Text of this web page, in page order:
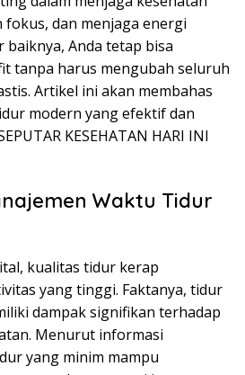
dan menjaga energi
baiknya, Anda tetap bisa
tanpa harus mengubah seluruh
Artikel ini akan membahas
modern yang efektif dan
KESEHATAN HARI INI
Waktu Tidur
kualitas tidur kerap
yang tinggi. Faktanya, tidur
dampak signifikan terhadap
Menurut informasi
yang minim mampu